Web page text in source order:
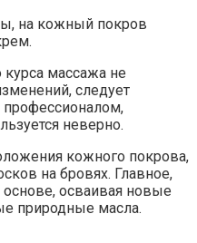
на кожный покров
курса массажа не
следует
профессионалом,
неверно.
кожного покрова,
на бровях. Главное,
осваивая новые
природные масла.